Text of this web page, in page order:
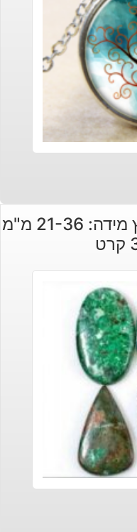
קריסוקולה מלוטש לשיבוץ מידה: 21-36 מ"מ